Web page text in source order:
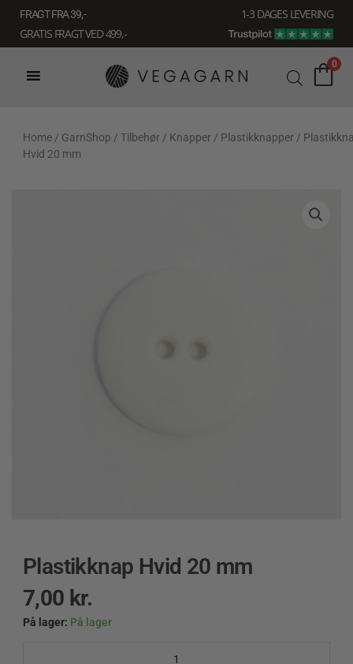
indholdet
FRAGT FRA 39, -
1-3 DAGES LEVERING
GRATIS FRAGT VED 499,-
0
Home / GarnShop / Tilbehør / Knapper / Plastikknapper /
Hvid 20 mm
Plastikknap Hvid 20 mm
7,00 kr.
På lager: På lager
Plastikknap